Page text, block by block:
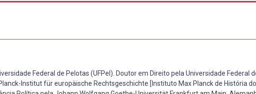
Federal de Pelotas (UFPel). Doutor em Direito pela Universidade Federal
Institut für europäische Rechtsgeschichte [Instituto Max Planck de História